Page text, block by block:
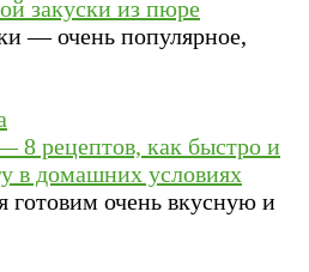
закуски из пюре
— очень популярное,
8 рецептов, как быстро и
в домашних условиях
готовим очень вкусную и